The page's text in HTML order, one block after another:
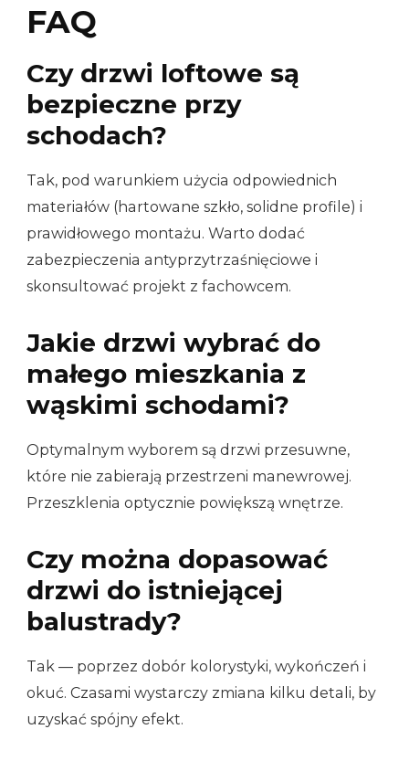
FAQ
Czy drzwi loftowe są
bezpieczne przy
schodach?
Tak, pod warunkiem użycia odpowiednich
materiałów (hartowane szkło, solidne profile) i
prawidłowego montażu. Warto dodać
zabezpieczenia antyprzytrzaśnięciowe i
skonsultować projekt z fachowcem.
Jakie drzwi wybrać do
małego mieszkania z
wąskimi schodami?
Optymalnym wyborem są drzwi przesuwne,
które nie zabierają przestrzeni manewrowej.
Przeszklenia optycznie powiększą wnętrze.
Czy można dopasować
drzwi do istniejącej
balustrady?
Tak — poprzez dobór kolorystyki, wykończeń i
okuć. Czasami wystarczy zmiana kilku detali, by
uzyskać spójny efekt.